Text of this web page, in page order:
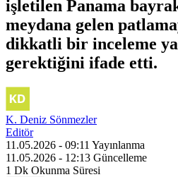
işletilen Panama
meydana gelen
dikkatli bir inceleme
gerektiğini ifade etti.
K. Deniz Sönmezler
Editör
11.05.2026 - 09:11 Yayınlanma
11.05.2026 - 12:13 Güncelleme
1 Dk Okunma Süresi